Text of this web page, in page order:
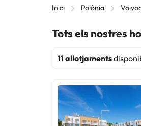
Inici Polònia
Tots els nostres
11 allotjaments